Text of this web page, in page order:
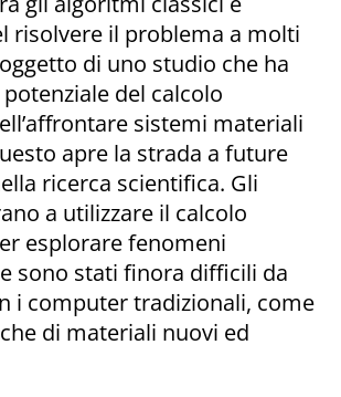
risolvere il problema a molti
di uno studio che ha
del calcolo
sistemi materiali
apre la strada a future
ricerca scientifica. Gli
a utilizzare il calcolo
esplorare fenomeni
sono stati finora difficili da
i computer tradizionali, come
di materiali nuovi ed